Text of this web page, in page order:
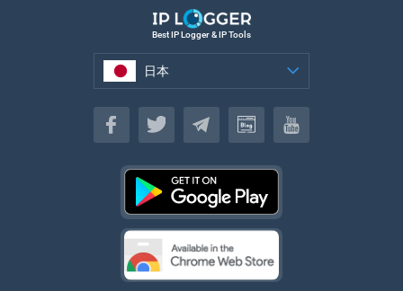
Best IP Logger & IP Tools
日本
日本